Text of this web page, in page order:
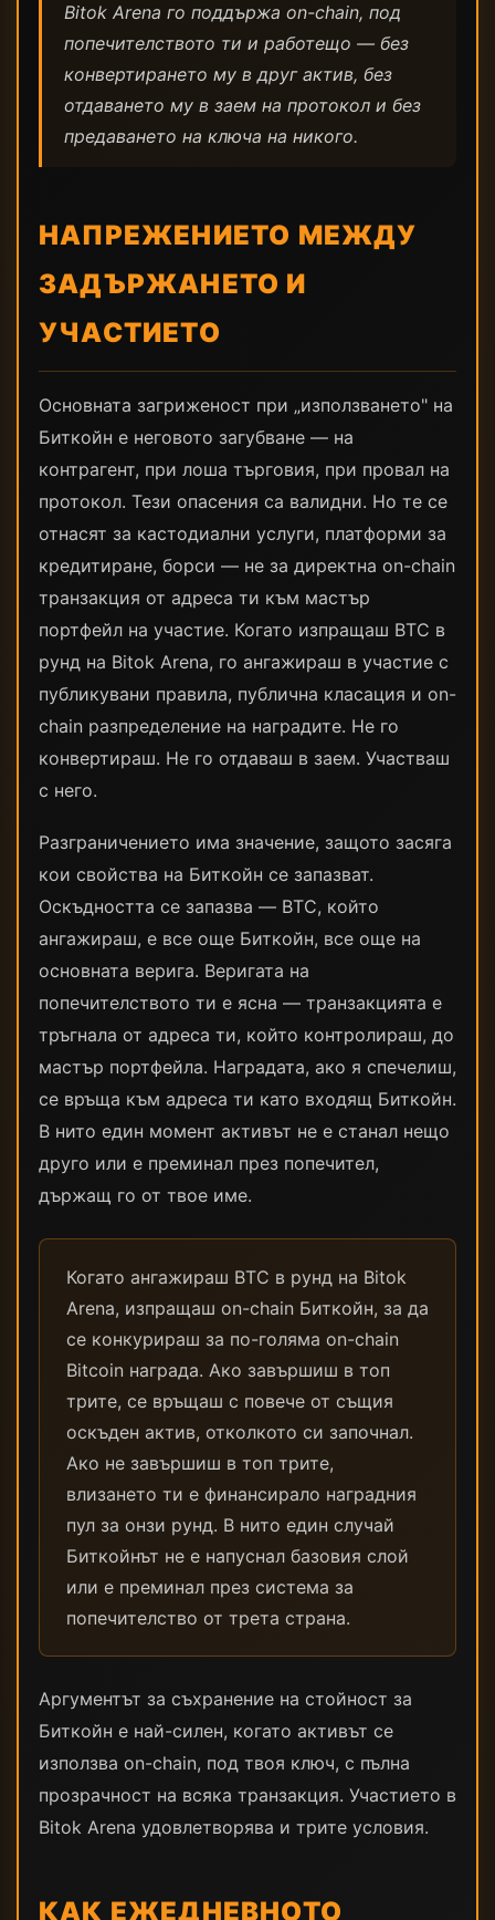
Bitok Arena го поддържа on-chain, под
попечителството ти и работещо — без
конвертирането му в друг актив, без
отдаването му в заем на протокол и без
предаването на ключа на никого.
НАПРЕЖЕНИЕТО МЕЖДУ
ЗАДЪРЖАНЕТО И
УЧАСТИЕТО
Основната загриженост при „използването" на
Биткойн е неговото загубване — на
контрагент, при лоша търговия, при провал на
протокол. Тези опасения са валидни. Но те се
отнасят за кастодиални услуги, платформи за
кредитиране, борси — не за директна on-chain
транзакция от адреса ти към мастър
портфейл на участие. Когато изпращаш BTC в
рунд на Bitok Arena, го ангажираш в участие с
публикувани правила, публична класация и on-
chain разпределение на наградите. Не го
конвертираш. Не го отдаваш в заем. Участваш
с него.
Разграничението има значение, защото засяга
кои свойства на Биткойн се запазват.
Оскъдността се запазва — BTC, който
ангажираш, е все още Биткойн, все още на
основната верига. Веригата на
попечителството ти е ясна — транзакцията е
тръгнала от адреса ти, който контролираш, до
мастър портфейла. Наградата, ако я спечелиш,
се връща към адреса ти като входящ Биткойн.
В нито един момент активът не е станал нещо
друго или е преминал през попечител,
държащ го от твое имe.
Когато ангажираш BTC в рунд на Bitok
Arena, изпращаш on-chain Биткойн, за да
се конкурираш за по-голяма on-chain
Bitcoin награда. Ако завършиш в топ
трите, се връщаш с повече от същия
оскъден актив, отколкото си започнал.
Ако не завършиш в топ трите,
влизането ти е финансирало наградния
пул за онзи рунд. В нито един случай
Биткойнът не е напуснал базовия слой
или е преминал през система за
попечителство от трета страна.
Аргументът за съхранение на стойност за
Биткойн е най-силен, когато активът се
използва on-chain, под твоя ключ, с пълна
прозрачност на всяка транзакция. Участието в
Bitok Arena удовлетворява и трите условия.
КАК ЕЖЕДНЕВНОТО